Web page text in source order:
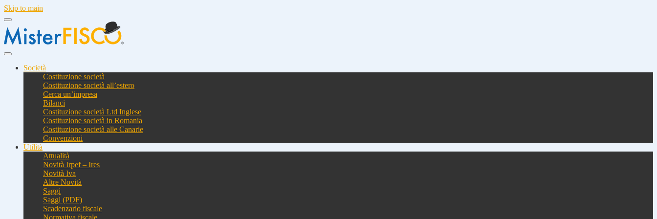
Skip to main
Società
Costituzione società
Costituzione società all’estero
Cerca un’impresa
Bilanci
Costituzione società Ltd Inglese
Costituzione società in Romania
Costituzione società alle Canarie
Convenzioni
Utilità
Attualità
Novità Irpef – Ires
Novità Iva
Altre Novità
Saggi
Saggi (PDF)
Scadenzario fiscale
Normativa fiscale